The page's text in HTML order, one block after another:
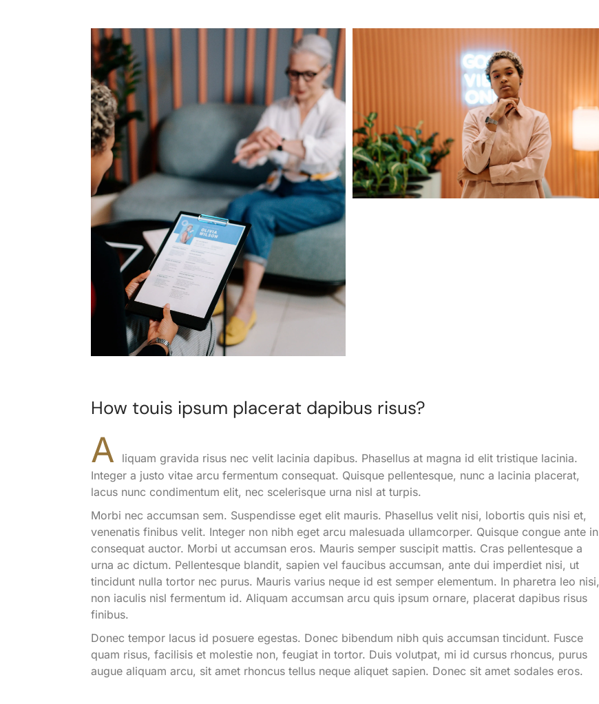
How touis ipsum placerat dapibus risus?
A
liquam gravida risus nec velit lacinia dapibus. Phasellus at magna id elit tristique lacinia.
Integer a justo vitae arcu fermentum consequat. Quisque pellentesque, nunc a lacinia placerat,
lacus nunc condimentum elit, nec scelerisque urna nisl at turpis.
Morbi nec accumsan sem. Suspendisse eget elit mauris. Phasellus velit nisi, lobortis quis nisi et,
venenatis finibus velit. Integer non nibh eget arcu malesuada ullamcorper. Quisque congue ante in
consequat auctor. Morbi ut accumsan eros. Mauris semper suscipit mattis. Cras pellentesque a
urna ac dictum. Pellentesque blandit, sapien vel faucibus accumsan, ante dui imperdiet nisi, ut
tincidunt nulla tortor nec purus. Mauris varius neque id est semper elementum. In pharetra leo nisi,
non iaculis nisl fermentum id. Aliquam accumsan arcu quis ipsum ornare, placerat dapibus risus
finibus.
Donec tempor lacus id posuere egestas. Donec bibendum nibh quis accumsan tincidunt. Fusce
quam risus, facilisis et molestie non, feugiat in tortor. Duis volutpat, mi id cursus rhoncus, purus
augue aliquam arcu, sit amet rhoncus tellus neque aliquet sapien. Donec sit amet sodales eros.